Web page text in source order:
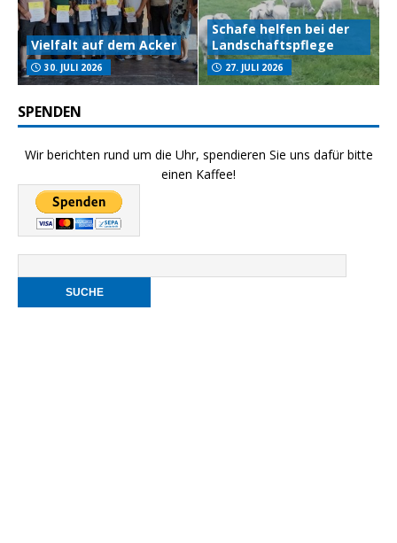
Vielfalt auf dem Acker
30. JULI 2026
Schafe helfen bei der
Landschaftspflege
27. JULI 2026
SPENDEN
Wir berichten rund um die Uhr, spendieren Sie uns dafür bitte
einen Kaffee!